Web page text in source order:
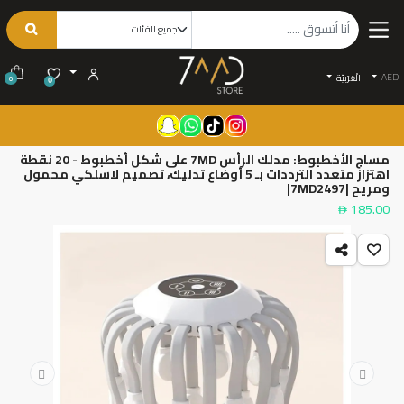
AED الْعَرَبيّة 0
0
مساج الأخطبوط: مدلك الرأس 7MD على شكل أخطبوط - 20 نقطة
اهتزاز متعدد الترددات بـ 5 أوضاع تدليك، تصميم لاسلكي محمول
ومريح |7MD2497|
185.00